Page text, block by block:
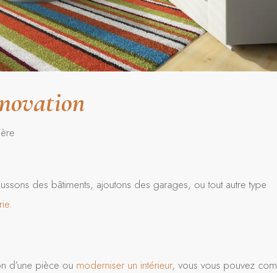
des bâtiments, ajoutons des garages, ou tout autre type
d’une pièce ou moderniser un intérieur, vous vous pouvez